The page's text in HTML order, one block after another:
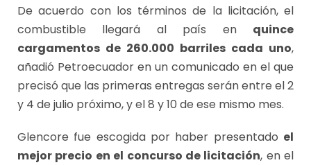
De acuerdo con los términos de la licitación, el
combustible llegará al país en quince
cargamentos de 260.000 barriles cada uno,
añadió Petroecuador en un comunicado en el que
precisó que las primeras entregas serán entre el 2
y 4 de julio próximo, y el 8 y 10 de ese mismo mes.
Glencore fue escogida por haber presentado el
mejor precio en el concurso de licitación, en el